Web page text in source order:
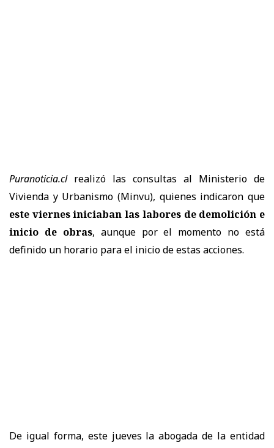
Puranoticia.cl realizó las consultas al Ministerio de
Vivienda y Urbanismo (Minvu), quienes indicaron que
este viernes iniciaban las labores de demolición e
inicio de obras, aunque por el momento no está
definido un horario para el inicio de estas acciones.
De igual forma, este jueves la abogada de la entidad